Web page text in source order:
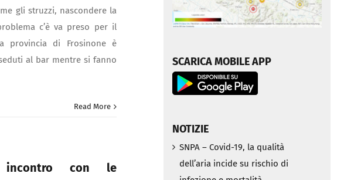
gli struzzi, nascondere la
c’è va preso per il
provincia di Frosinone è
al bar mentre si fanno
Read More
incontro con le
SCARICA MOBILE APP
NOTIZIE
SNPA – Covid-19, la qualità
dell’aria incide su rischio di